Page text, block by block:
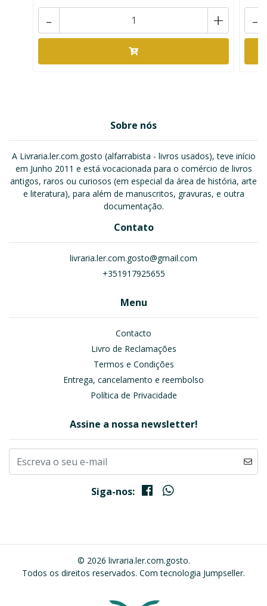
+
- -
Sobre nós
A Livraria.ler.com.gosto (alfarrabista - livros usados), teve início
em Junho 2011 e está vocacionada para o comércio de livros
antigos, raros ou curiosos (em especial da área de história, arte
e literatura), para além de manuscritos, gravuras, e outra
documentação.
Contato
livraria.ler.com.gosto@gmail.com
+351917925655
Menu
Contacto
Livro de Reclamações
Termos e Condições
Entrega, cancelamento e reembolso
Política de Privacidade
Assine a nossa newsletter!
Siga-nos:
© 2026 livraria.ler.com.gosto.
Todos os direitos reservados. Com tecnologia Jumpseller.